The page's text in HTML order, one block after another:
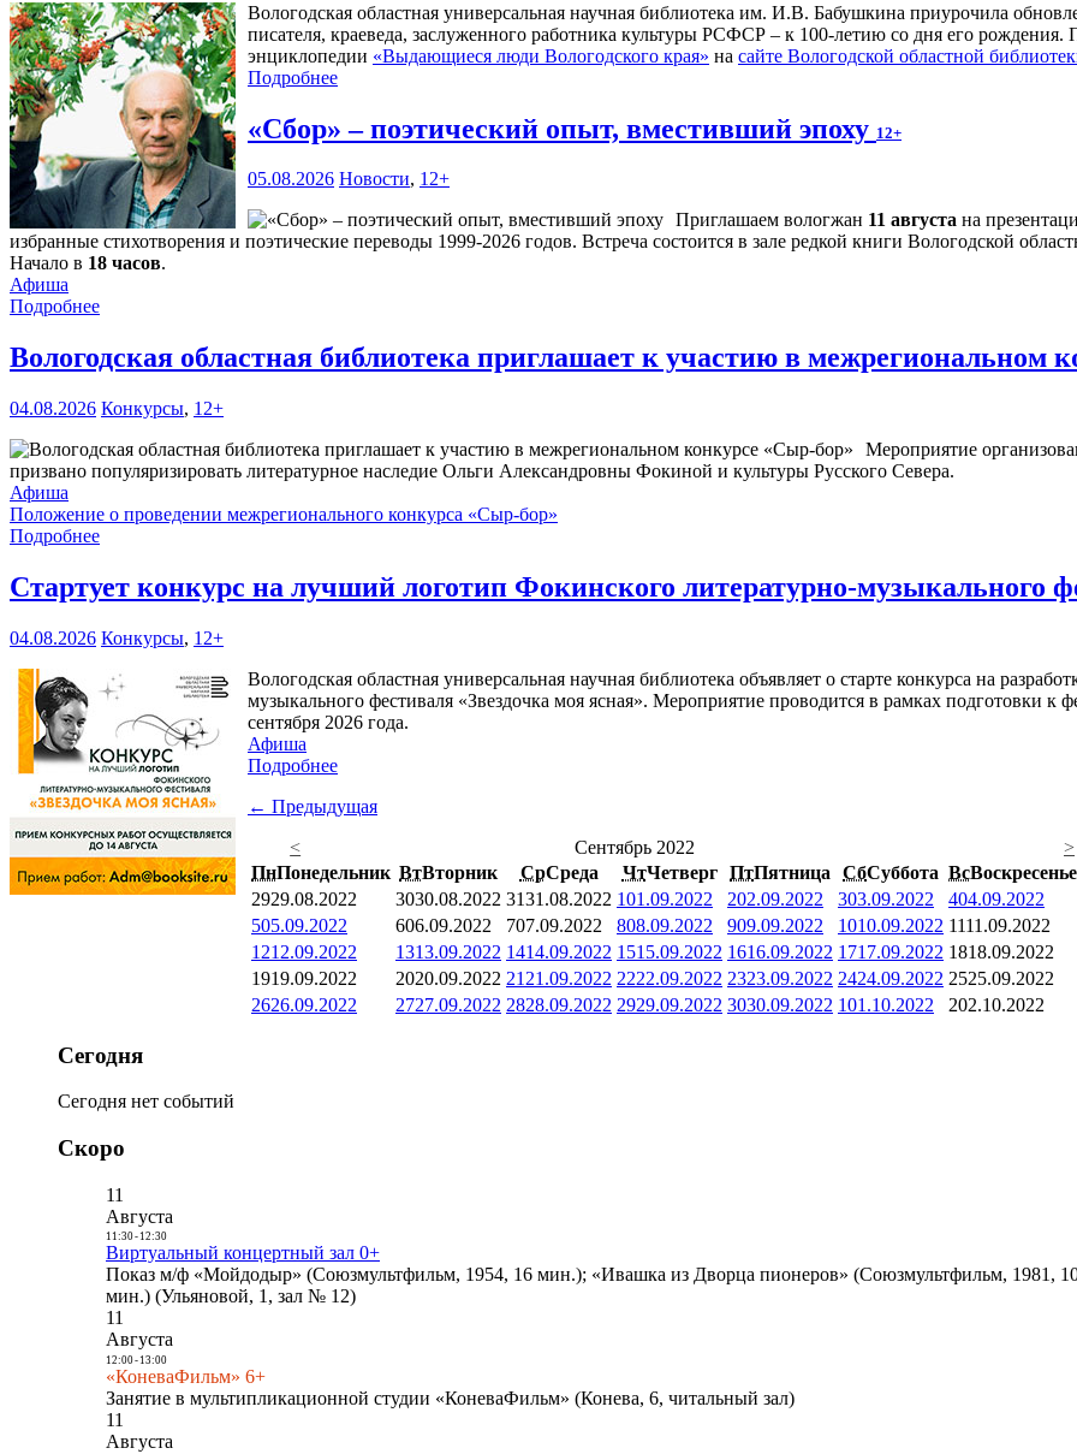
Вологодская областная универсальная научная библиотека им. И.В. Бабушкина приурочила
писателя, краеведа, заслуженного работника культуры РСФСР – к 100‑летию со дня его рождения.
энциклопедии «Выдающиеся люди Вологодского края» на сайте Вологодской областной
Подробнее
«Сбор» – поэтический опыт, вместивший эпоху 12+
05.08.2026 Новости, 12+
Приглашаем вологжан 11 августа на
избранные стихотворения и поэтические переводы 1999-2026 годов. Встреча состоится в зале редкой книги Вологодской
Начало в 18 часов.
Афиша
Подробнее
Вологодская областная библиотека приглашает к участию в межрегиональном
04.08.2026 Конкурсы, 12+
Мероприятие
призвано популяризировать литературное наследие Ольги Александровны Фокиной и культуры Русского Севера.
Афиша
Положение о проведении межрегионального конкурса «Сыр-бор»
Подробнее
Стартует конкурс на лучший логотип Фокинского литературно-музыкального
04.08.2026 Конкурсы, 12+
Вологодская областная универсальная научная библиотека объявляет о старте конкурса на
музыкального фестиваля «Звездочка моя ясная». Мероприятие проводится в рамках подготовки
сентября 2026 года.
Афиша
Подробнее
← Предыдущая
<
Сентябрь 2022
>
ПнПонедельник ВтВторник СрСреда ЧтЧетверг ПтПятница СбСуббота ВсВоскресенье
2929.08.2022 3030.08.2022 3131.08.2022 101.09.2022 202.09.2022 303.09.2022 404.09.2022
505.09.2022 606.09.2022 707.09.2022 808.09.2022 909.09.2022 1010.09.2022 1111.09.2022
1212.09.2022 1313.09.2022 1414.09.2022 1515.09.2022 1616.09.2022 1717.09.2022 1818.09.2022
1919.09.2022 2020.09.2022 21 21.09.2022 2222.09.2022 2323.09.2022 2424.09.2022 2525.09.2022
2626.09.2022 2727.09.2022 2828.09.2022 2929.09.2022 3030.09.2022 101.10.2022 202.10.2022
Сегодня
Сегодня нет событий
Скоро
11
Августа
11:30- 12:30
Виртуальный концертный зал 0+
Показ м/ф «Мойдодыр» (Союзмультфильм, 1954, 16 мин.); «Ивашка из Дворца пионеров» (Союзмультфильм, 1981,
мин.) (Ульяновой, 1, зал № 12)
11
Августа
12:00- 13:00
«КоневаФильм» 6+
Занятие в мультипликационной студии «КоневаФильм» (Конева, 6, читальный зал)
11
Августа